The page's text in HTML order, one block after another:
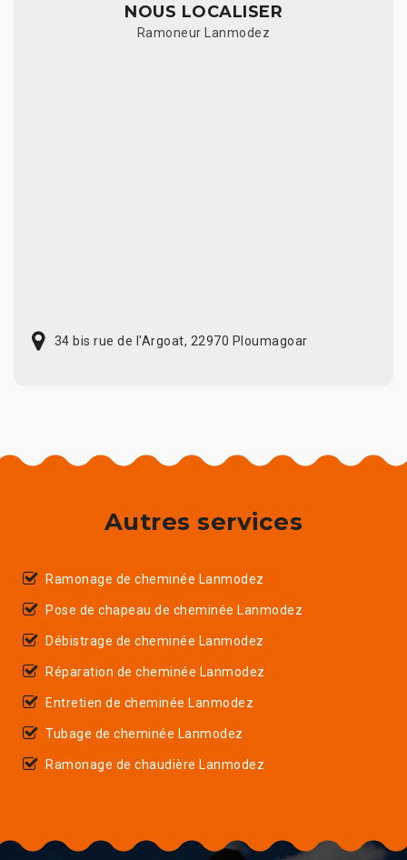
NOUS LOCALISER
Ramoneur Lanmodez
34 bis rue de l'Argoat, 22970 Ploumagoar
Autres services
Ramonage de cheminée Lanmodez
Pose de chapeau de cheminée Lanmodez
Débistrage de cheminée Lanmodez
Réparation de cheminée Lanmodez
Entretien de cheminée Lanmodez
Tubage de cheminée Lanmodez
Ramonage de chaudière Lanmodez